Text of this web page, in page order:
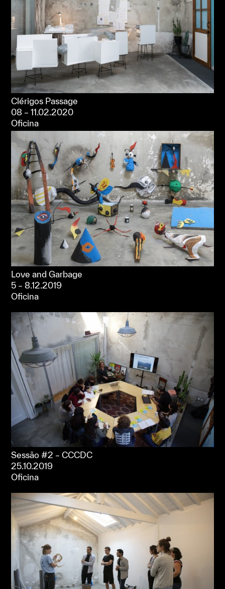
Clérigos Passage
08 – 11.02.2020
Oficina
Love and Garbage
5 – 8.12.2019
Oficina
Sessão #2 – CCCDC
25.10.2019
Oficina